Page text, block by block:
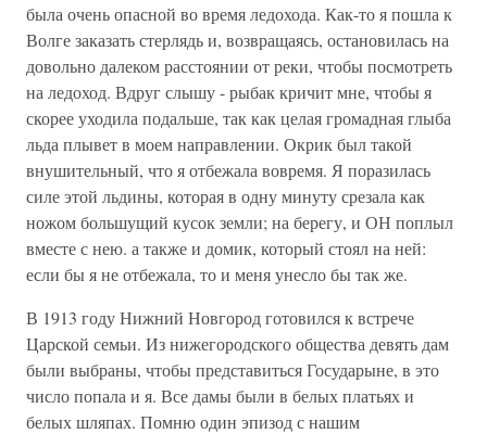
была очень опасной во время ледохода. Как-то я пошла к
Волге заказать стерлядь и, возвращаясь, остановилась на
довольно далеком расстоянии от реки, чтобы посмотреть
на ледоход. Вдруг слышу - рыбак кричит мне, чтобы я
скорее уходила подальше, так как целая громадная глыба
льда плывет в моем направлении. Окрик был такой
внушительный, что я отбежала вовремя. Я поразилась
силе этой льдины, которая в одну минуту срезала как
ножом большущий кусок земли; на берегу, и ОН поплыл
вместе с нею. а также и домик, который стоял на ней:
если бы я не отбежала, то и меня унесло бы так же.
В 1913 году Нижний Новгород готовился к встрече
Царской семьи. Из нижегородского общества девять дам
были выбраны, чтобы представиться Государыне, в это
число попала и я. Все дамы были в белых платьях и
белых шляпах. Помню один эпизод с нашим